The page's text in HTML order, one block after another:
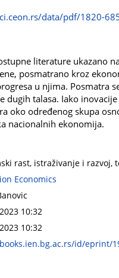
data/pdf/1820-
literature ukazano
posmatrano kroz
u njima. Posmatra
dugih talasa. Iako
oko određenog skupa
nacionalnih ekonomija.
rast, istraživanje i razvoj,
Economics
10:32
10:32
id/eprint/